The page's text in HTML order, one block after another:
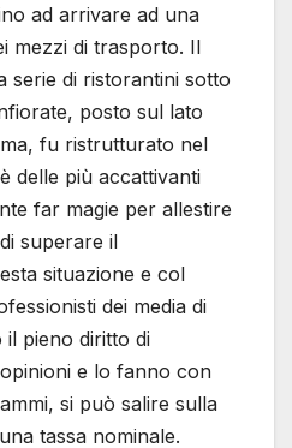
ad arrivare ad una
mezzi di trasporto. Il
serie di ristorantini sotto
posto sul lato
fu ristrutturato nel
delle più accattivanti
far magie per allestire
superare il
situazione e col
dei media di
pieno diritto di
e lo fanno con
si può salire sulla
tassa nominale.